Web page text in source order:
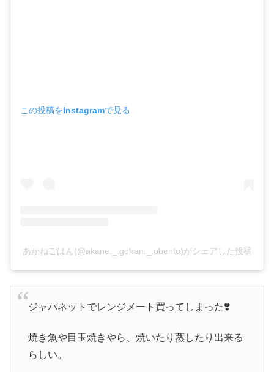
この投稿をInstagramで見る
あかねごはん(@akane._.gohan._.obento)がシェアした投稿
ジャパネットでレンジメート買ってしまった❣️
焼き魚や目玉焼きやら、焼いたり蒸したり出来る
らしい。